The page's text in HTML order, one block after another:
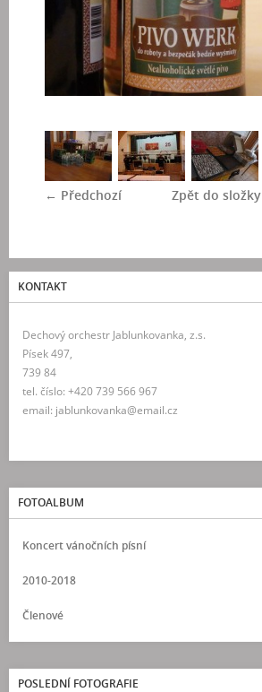
← Předchozí Zpět do složky
KONTAKT
Dechový orchestr Jablunkovanka, z.s.
Písek 497,
739 84
tel. číslo: +420 739 566 967
email: jablunkovanka@email.cz
FOTOALBUM
Koncert vánočních písní
2010-2018
Členové
POSLEDNÍ FOTOGRAFIE